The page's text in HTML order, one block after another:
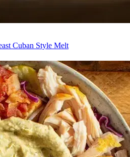
Cuban Style Melt